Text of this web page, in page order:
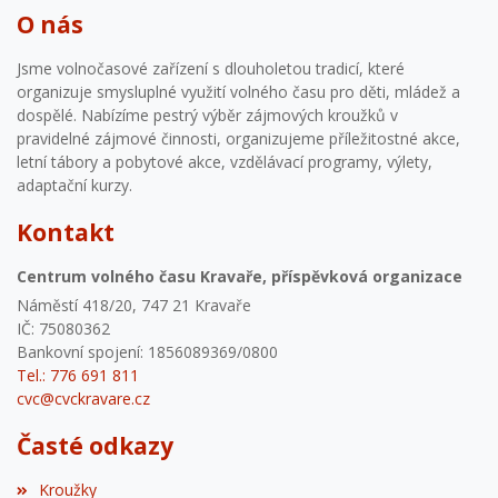
O nás
Jsme volnočasové zařízení s dlouholetou tradicí, které
organizuje smysluplné využití volného času pro děti, mládež a
dospělé. Nabízíme pestrý výběr zájmových kroužků v
pravidelné zájmové činnosti, organizujeme příležitostné akce,
letní tábory a pobytové akce, vzdělávací programy, výlety,
adaptační kurzy.
Kontakt
Centrum volného času Kravaře, příspěvková organizace
Náměstí 418/20, 747 21 Kravaře
IČ: 75080362
Bankovní spojení: 1856089369/0800
Tel.: 776 691 811
cvc@cvckravare.cz
Časté odkazy
Kroužky